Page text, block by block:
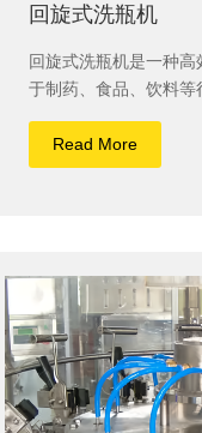
回旋式洗瓶机
回旋式洗瓶机是一种
于制药、食品、饮料等
Read More